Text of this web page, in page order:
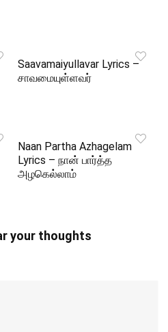
Saavamaiyullavar Lyrics –
சாவமையுள்ளவர்
Naan Partha Azhagelam
Lyrics – நான் பார்த்த
அழகெல்லாம்
your thoughts